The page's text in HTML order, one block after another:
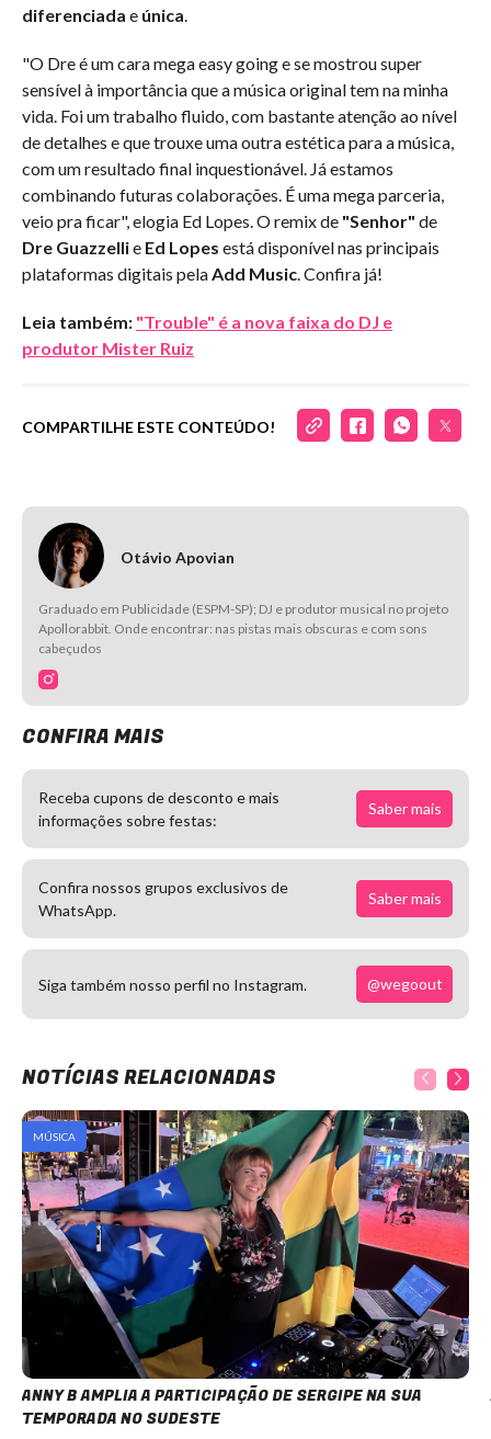
diferenciada e única.
"O Dre é um cara mega easy going e se mostrou super
sensível à importância que a música original tem na minha
vida. Foi um trabalho fluido, com bastante atenção ao nível
de detalhes e que trouxe uma outra estética para a música,
com um resultado final inquestionável. Já estamos
combinando futuras colaborações. É uma mega parceria,
veio pra ficar", elogia Ed Lopes. O remix de "Senhor" de
Dre Guazzellie Ed Lopes está disponível nas principais
plataformas digitais pelaAdd Music. Confira já!
Leia também: "Trouble" é a nova faixa do DJ e
produtor Mister Ruiz
COMPARTILHE ESTE CONTEÚDO!
Otávio Apovian
Graduado em Publicidade (ESPM-SP); DJ e produtor musical no projeto
Apollorabbit. Onde encontrar: nas pistas mais obscuras e com sons
cabeçudos
CONFIRA MAIS
Receba cupons de desconto e mais
informações sobre festas:
Saber mais
Confira nossos grupos exclusivos de
WhatsApp.
Saber mais
Siga também nosso perfil no Instagram. @wegoout
NOTÍCIAS RELACIONADAS
MÚSICA
ANNY B AMPLIA A PARTICIPAÇÃO DE SERGIPE NA SUA
TEMPORADA NO SUDESTE